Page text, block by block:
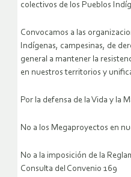
colectivos de los Pueblos
Convocamos a las
Indígenas, campesinas, de
general a mantener la
en nuestros territorios y
Por la defensa de la Vida y la
No a los Megaproyectos en
No a la imposición de la
Consulta del Convenio 169